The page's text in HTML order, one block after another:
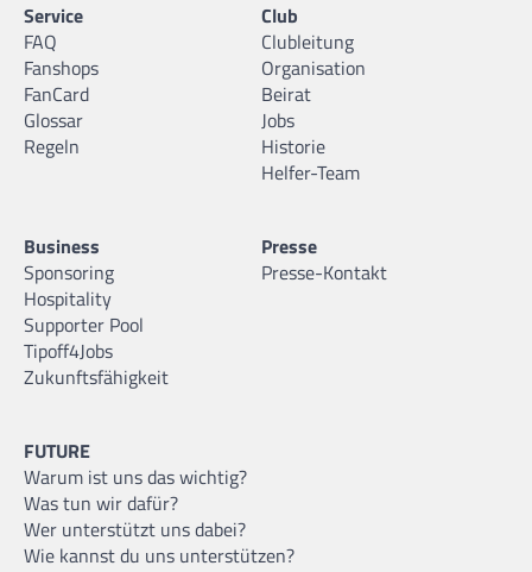
Service
FAQ
Fanshops
FanCard
Glossar
Regeln
Club
Clubleitung
Organisation
Beirat
Jobs
Historie
Helfer-Team
Business
Sponsoring
Hospitality
Supporter Pool
Tipoff4Jobs
Zukunftsfähigkeit
Presse
Presse-Kontakt
FUTURE
Warum ist uns das wichtig?
Was tun wir dafür?
Wer unterstützt uns dabei?
Wie kannst du uns unterstützen?